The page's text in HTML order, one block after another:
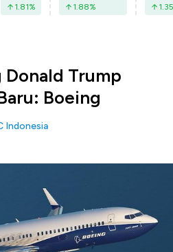
1.81% 1.88% 1.35
Donald Trump
Boeing
Indonesia